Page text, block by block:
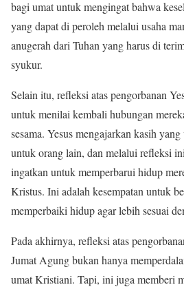
bagi umat untuk mengingat bahwa
yang dapat di peroleh melalui usaha
anugerah dari Tuhan yang harus di
syukur.
Selain itu, refleksi atas pengorbanan
untuk menilai kembali hubungan
sesama. Yesus mengajarkan kasih
untuk orang lain, dan melalui refleksi
ingatkan untuk memperbarui hidup
Kristus. Ini adalah kesempatan untuk
memperbaiki hidup agar lebih sesuai
Pada akhirnya, refleksi atas
Jumat Agung bukan hanya
umat Kristiani. Tapi, ini juga memberi